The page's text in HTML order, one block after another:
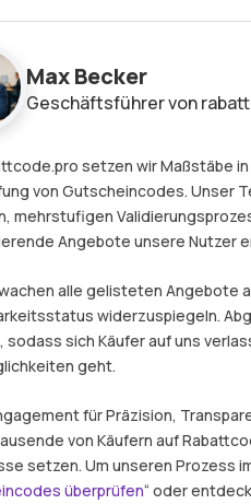
Max Becker
Geschäftsführer von
setzen wir Maßstäbe
von Gutscheincodes. Unser
mehrstufigen
Angebote unsere Nutzer
alle gelisteten Angebote
widerzuspiegeln.
sich Käufer auf uns
geht.
für Präzision,
von Käufern auf
setzen. Um unseren Prozess
überprüfen“ oder